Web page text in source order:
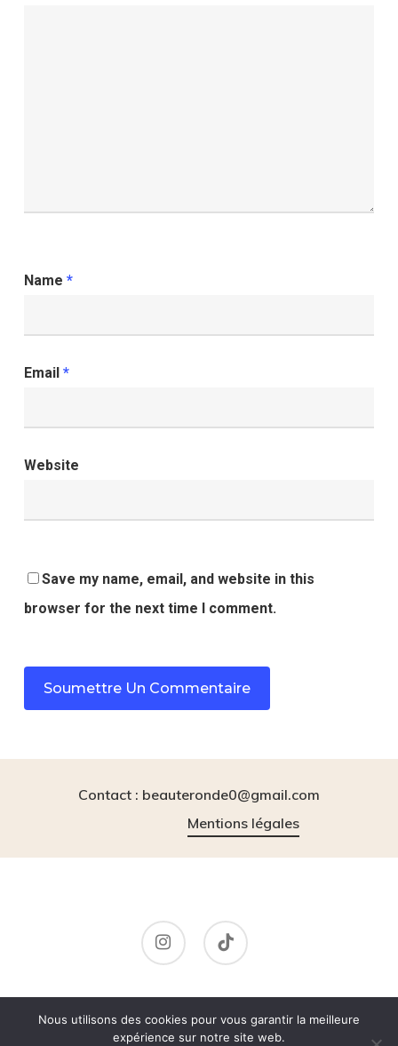
Name *
Email *
Website
Save my name, email, and website in this
browser for the next time I comment.
Contact : beauteronde0@gmail.com
Mentions légales
instagram tiktok
© 2026 BeauteRonde.
Nous utilisons des cookies pour vous garantir la meilleure
expérience sur notre site web.